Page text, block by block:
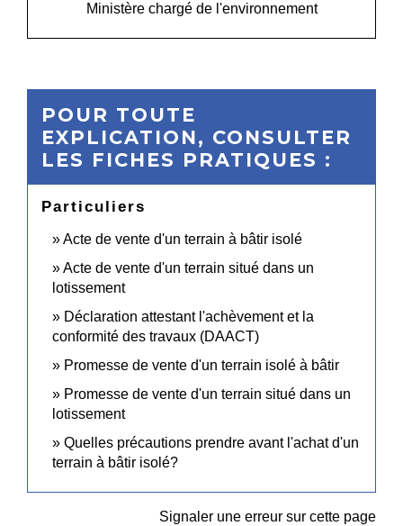
Ministère chargé de l'environnement
POUR TOUTE
EXPLICATION, CONSULTER
LES FICHES PRATIQUES :
Particuliers
Acte de vente d'un terrain à bâtir isolé
Acte de vente d'un terrain situé dans un
lotissement
Déclaration attestant l'achèvement et la
conformité des travaux (DAACT)
Promesse de vente d'un terrain isolé à bâtir
Promesse de vente d'un terrain situé dans un
lotissement
Quelles précautions prendre avant l'achat d'un
terrain à bâtir isolé?
Signaler une erreur sur cette page